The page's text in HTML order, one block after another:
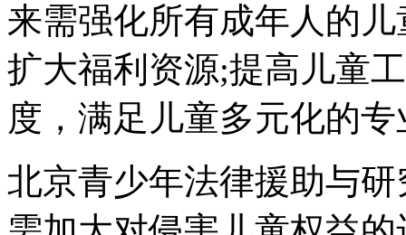
来需强化所有成年人的
扩大福利资源;提高儿童
度，满足儿童多元化的
北京青少年法律援助与